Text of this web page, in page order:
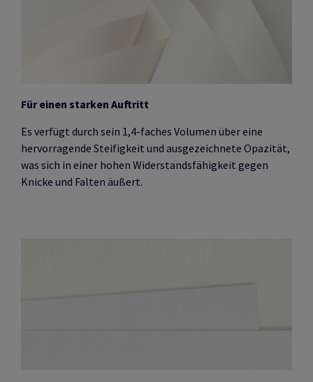
Für einen starken Auftritt
Es verfügt durch sein 1,4-faches Volumen über eine
hervorragende Steifigkeit und ausgezeichnete Opazität,
was sich in einer hohen Widerstandsfähigkeit gegen
Knicke und Falten äußert.